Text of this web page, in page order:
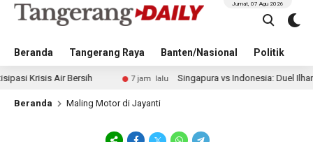
Beranda Tangerang Raya Banten/Nasional Politik
Jumat, 07 Agu 2026
Krisis Air Bersih 7 jam lalu Singapura vs Indonesia: Duel Ilhan
Beranda Maling Motor di Jayanti